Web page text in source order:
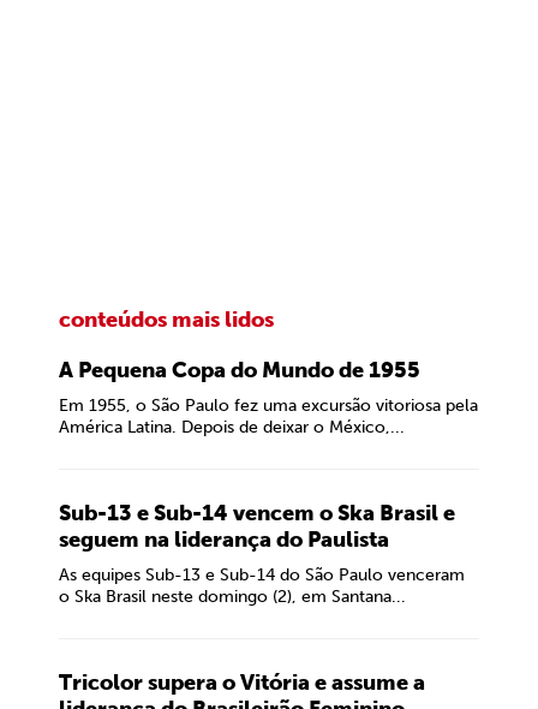
conteúdos mais lidos
A Pequena Copa do Mundo de 1955
Em 1955, o São Paulo fez uma excursão vitoriosa pela
América Latina. Depois de deixar o México,...
Sub-13 e Sub-14 vencem o Ska Brasil e
seguem na liderança do Paulista
As equipes Sub-13 e Sub-14 do São Paulo venceram
o Ska Brasil neste domingo (2), em Santana...
Tricolor supera o Vitória e assume a